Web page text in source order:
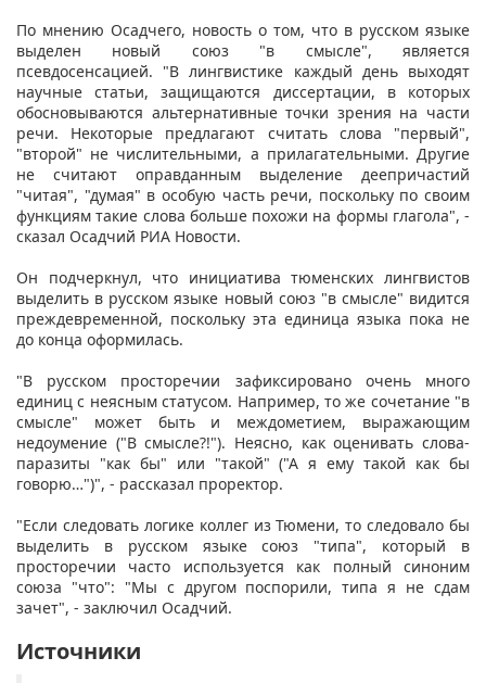
По мнению Осадчего, новость о том, что в русском языке
выделен новый союз "в смысле", является
псевдосенсацией. "В лингвистике каждый день выходят
научные статьи, защищаются диссертации, в которых
обосновываются альтернативные точки зрения на части
речи. Некоторые предлагают считать слова "первый",
"второй" не числительными, а прилагательными. Другие
не считают оправданным выделение деепричастий
"читая", "думая" в особую часть речи, поскольку по своим
функциям такие слова больше похожи на формы глагола", -
сказал Осадчий РИА Новости.
Он подчеркнул, что инициатива тюменских лингвистов
выделить в русском языке новый союз "в смысле" видится
преждевременной, поскольку эта единица языка пока не
до конца оформилась.
"В русском просторечии зафиксировано очень много
единиц с неясным статусом. Например, то же сочетание "в
смысле" может быть и междометием, выражающим
недоумение ("В смысле?!"). Неясно, как оценивать слова-
паразиты "как бы" или "такой" ("А я ему такой как бы
говорю…")", - рассказал проректор.
"Если следовать логике коллег из Тюмени, то следовало бы
выделить в русском языке союз "типа", который в
просторечии часто используется как полный синоним
союза "что": "Мы с другом поспорили, типа я не сдам
зачет", - заключил Осадчий.
Источники